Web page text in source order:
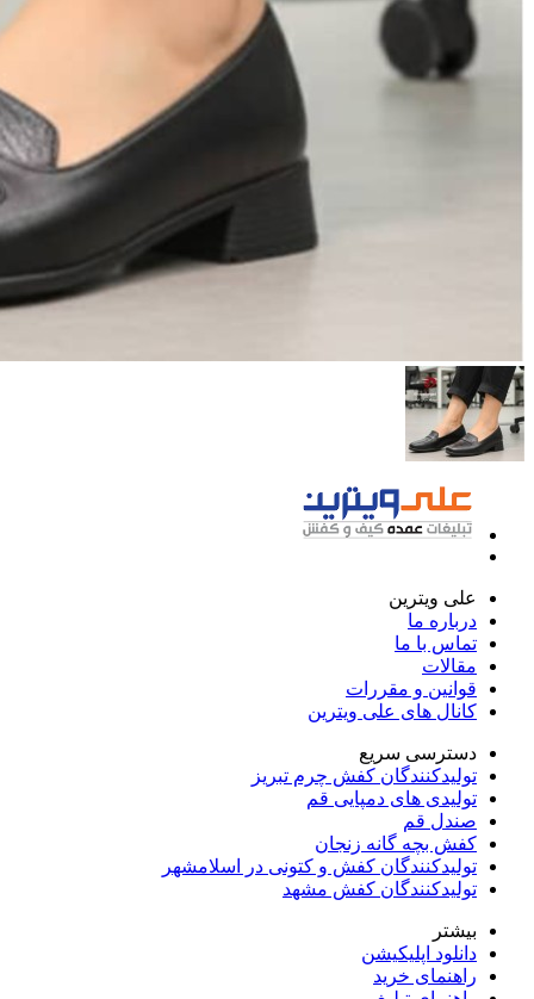
علی ویترین
درباره ما
تماس با ما
مقالات
قوانین و مقررات
کانال های علی ویترین
دسترسی سریع
تولیدکنندگان کفش چرم تبریز
تولیدی های دمپایی قم
صندل قم
کفش بچه گانه زنجان
تولیدکنندگان کفش و کتونی در اسلامشهر
تولیدکنندگان کفش مشهد
بیشتر
دانلود اپلیکیشن
راهنمای خرید